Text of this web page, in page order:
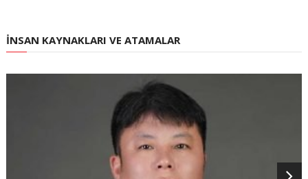
İNSAN KAYNAKLARI VE ATAMALAR